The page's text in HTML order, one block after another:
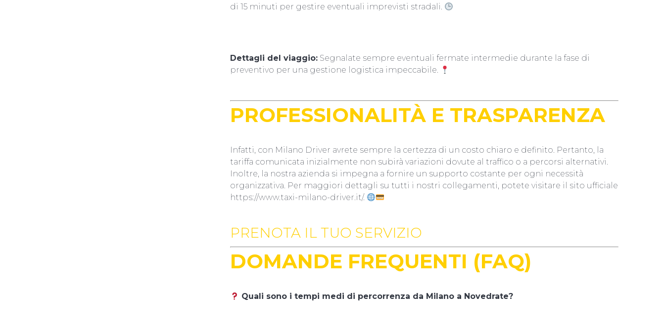
di 15 minuti per gestire eventuali imprevisti stradali.
Dettagli del viaggio:Segnalate sempre eventuali fermate intermedie durante la fase di
preventivo per una gestione logistica impeccabile.
PROFESSIONALITÀ E TRASPARENZA
Infatti, con Milano Driver avrete sempre la certezza di un costo chiaro e definito. Pertanto, la
tariffa comunicata inizialmente non subirà variazioni dovute al traffico o a percorsi alternativi.
Inoltre, la nostra azienda si impegna a fornire un supporto costante per ogni necessità
organizzativa. Per maggiori dettagli su tutti i nostri collegamenti, potete visitare il sito ufficiale
https://www.taxi-milano-driver.it/.
PRENOTA IL TUO SERVIZIO
DOMANDE FREQUENTI (FAQ)
Quali sono i tempi medi di percorrenza da Milano a Novedrate?